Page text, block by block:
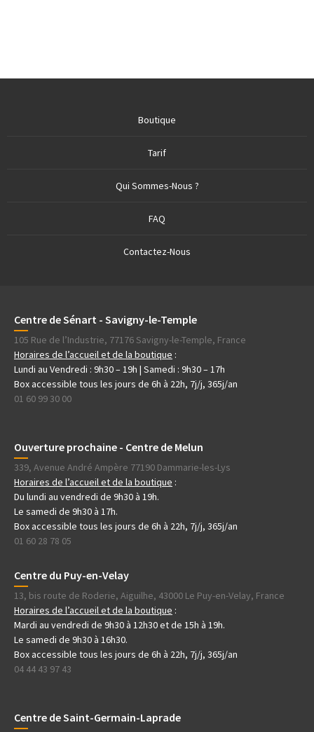
Boutique
Tarif
Qui Sommes-Nous ?
FAQ
Contactez-Nous
Centre de Sénart - Savigny-le-Temple
105 Rue de l’Industrie, 77176 Savigny-le-Temple, France
Horaires de l’accueil et de la boutique :
Lundi au Vendredi : 9h30 – 19h | Samedi : 9h30 – 17h
Box accessible tous les jours de 6h à 22h, 7j/j, 365j/an
01 60 99 30 00
Ouverture prochaine - Centre de Melun
339, Avenue André Ampère 77190 Dammarie-les-Lys
Horaires de l’accueil et de la boutique :
Du lundi au vendredi de 9h30 à 19h.
Le samedi de 9h30 à 17h.
Box accessible tous les jours de 6h à 22h, 7j/j, 365j/an
01 60 28 78 05
Centre du Puy-en-Velay
13, bis route de Roderie, Aiguilhe, 43000 Le Puy-en-Velay, France
Horaires de l’accueil et de la boutique :
Mardi au vendredi de 9h30 à 12h30 et de 15h à 19h.
Le samedi de 9h30 à 16h30.
Box accessible tous les jours de 6h à 22h, 7j/j, 365j/an
04 44 43 97 43
Centre de Saint-Germain-Laprade